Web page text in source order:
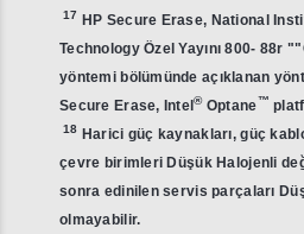
17 HP Secure Erase, National
Technology Özel Yayını 800- 88r
yöntemi bölümünde açıklanan
Secure Erase, Intel®Optane™
18 Harici güç kaynakları, güç
çevre birimleri Düşük Halojenli
sonra edinilen servis parçaları
olmayabilir.